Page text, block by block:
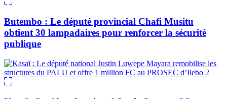
Butembo : Le député provincial Chafi Musitu
obtient 30 lampadaires pour renforcer la sécurité
publique